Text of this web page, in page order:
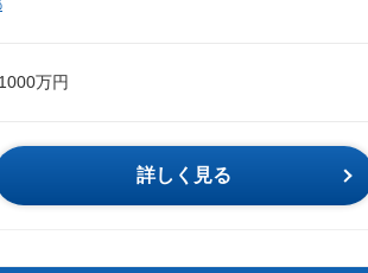
万円
詳しく見る